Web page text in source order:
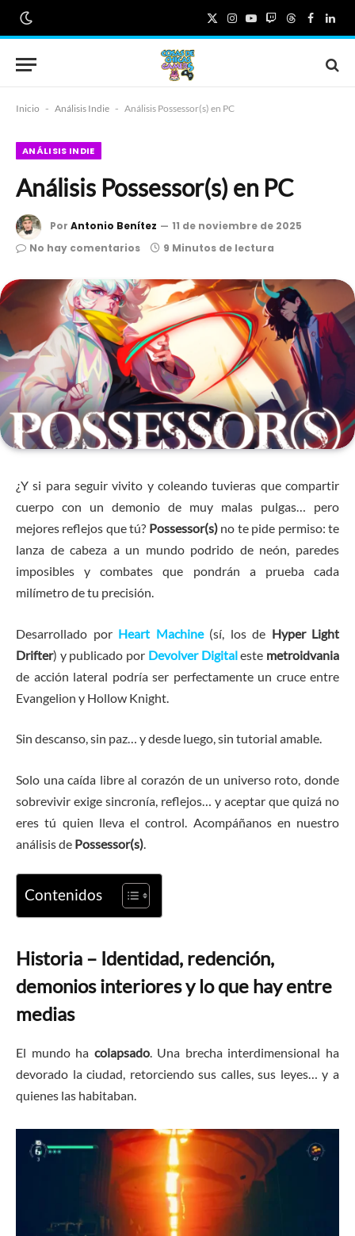
X
(Twitter)
Instagram
YouTube
TwitchThreads
Inicio - Análisis Indie - Análisis Possessor(s) en PC
ANÁLISIS INDIE
Análisis Possessor(s) en PC
Por Antonio Benítez
11 de noviembre de 2025
No hay comentarios
9 Minutos de lectura
¿Y si para seguir vivito y coleando tuvieras que compartir
cuerpo con un demonio de muy malas pulgas… pero
mejores reflejos que tú? Possessor(s)no te pide permiso: te
lanza de cabeza a un mundo podrido de neón, paredes
imposibles y combates que pondrán a prueba cada
milímetro de tu precisión.
Desarrollado por Heart Machine(sí, los de Hyper Light
Drifter) y publicado por Devolver Digitaleste metroidvania
de acción lateral podría ser perfectamente un cruce entre
Evangelion y Hollow Knight.
Sin descanso, sin paz… y desde luego, sin tutorial amable.
Solo una caída libre al corazón de un universo roto, donde
sobrevivir exige sincronía, reflejos… y aceptar que quizá no
eres tú quien lleva el control. Acompáñanos en nuestro
análisis de Possessor(s).
Contenidos
Historia – Identidad, redención,
demonios interiores y lo que hay entre
medias
El mundo ha colapsado. Una brecha interdimensional ha
devorado la ciudad, retorciendo sus calles, sus leyes… y a
quienes las habitaban.